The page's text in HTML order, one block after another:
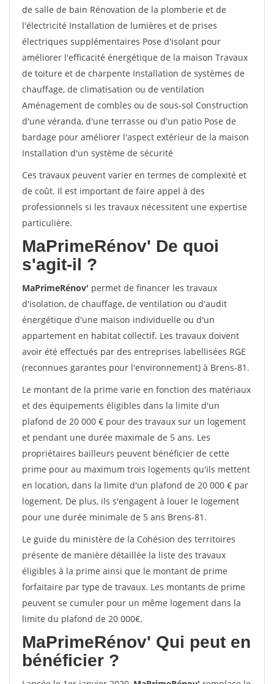
de salle de bain Rénovation de la plomberie et de
l'électricité Installation de lumières et de prises
électriques supplémentaires Pose d'isolant pour
améliorer l'efficacité énergétique de la maison Travaux
de toiture et de charpente Installation de systèmes de
chauffage, de climatisation ou de ventilation
Aménagement de combles ou de sous-sol Construction
d'une véranda, d'une terrasse ou d'un patio Pose de
bardage pour améliorer l'aspect extérieur de la maison
Installation d'un système de sécurité
Ces travaux peuvent varier en termes de complexité et
de coût. Il est important de faire appel à des
professionnels si les travaux nécessitent une expertise
particulière.
MaPrimeRénov' De quoi
s'agit-il ?
MaPrimeRénov' permet de financer les travaux
d'isolation, de chauffage, de ventilation ou d'audit
énergétique d'une maison individuelle ou d'un
appartement en habitat collectif. Les travaux doivent
avoir été effectués par des entreprises labellisées RGE
(reconnues garantes pour l'environnement) à Brens-81.
Le montant de la prime varie en fonction des matériaux
et des équipements éligibles dans la limite d'un
plafond de 20 000 € pour des travaux sur un logement
et pendant une durée maximale de 5 ans. Les
propriétaires bailleurs peuvent bénéficier de cette
prime pour au maximum trois logements qu'ils mettent
en location, dans la limite d'un plafond de 20 000 € par
logement. De plus, ils s'engagent à louer le logement
pour une durée minimale de 5 ans Brens-81.
Le guide du ministère de la Cohésion des territoires
présente de manière détaillée la liste des travaux
éligibles à la prime ainsi que le montant de prime
forfaitaire par type de travaux. Les montants de prime
peuvent se cumuler pour un même logement dans la
limite du plafond de 20 000€.
MaPrimeRénov' Qui peut en
bénéficier ?